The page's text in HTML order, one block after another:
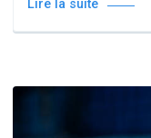
Lire la suite